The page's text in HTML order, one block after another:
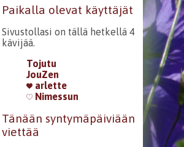
Paikalla olevat käyttäjät
Sivustollasi on tällä hetkellä 4
kävijää.
Tojutu
JouZen
arlette
Nimessun
Tänään syntymäpäiviään
viettää